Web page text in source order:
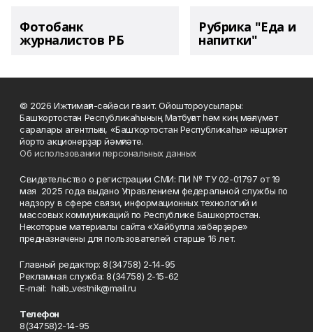
Фотобанк
журналистов РБ
Рубрика "Еда и
напитки"
© 2026 Ижтимағи-сәйәси гәзит. Ойоштороусылары:
Башҡортостан Республикаһының Матбуғат һәм киң мәғлүмәт
саралары агентлығы, «Башҡортостан Республикаһы» нәшриәт
йорто акционерҙар йәмғиәте.
Об использовании персональных данных
Свидетельство о регистрации СМИ: ПИ № ТУ 02-01797 от 19
мая 2025 года выдано Управлением федеральной службы по
надзору в сфере связи, информационных технологий и
массовых коммуникаций по Республике Башкортостан.
Некоторые материалы сайта «Хәйбулла хәбәрҙәре»
предназначены для пользователей старше 16 лет.
Главный редактор: 8(34758) 2-14-95
Рекламная служба: 8(34758) 2-15-62
Е-mаil: haib_vestnik@mail.ru
Телефон
8(34758)2-14-95